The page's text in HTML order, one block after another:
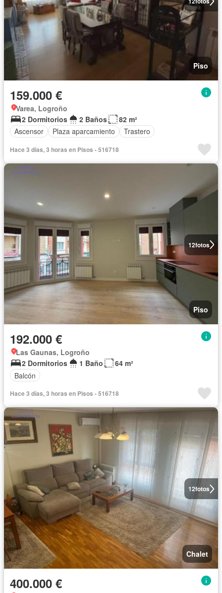
Piso
159.000 €
Varea, Logroño
2 Dormitorios
2 Baños
82 m²
Ascensor
Plaza aparcamiento Trastero
Hace 3 días, 3 horas en Pisos - 516718
12fotos
Piso
192.000 €
Las Gaunas, Logroño
2 Dormitorios
1 Baño
64 m²
Balcón
Hace 3 días, 3 horas en Pisos - 516718
12fotos
Chalet
400.000 €